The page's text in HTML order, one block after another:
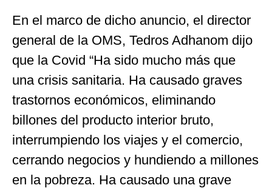
En el marco de dicho anuncio, el director
general de la OMS, Tedros Adhanom dijo
que la Covid “Ha sido mucho más que
una crisis sanitaria. Ha causado graves
trastornos económicos, eliminando
billones del producto interior bruto,
interrumpiendo los viajes y el comercio,
cerrando negocios y hundiendo a millones
en la pobreza. Ha causado una grave